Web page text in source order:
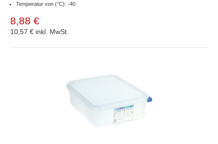
Temperatur von (°C): -40
8,88 €
10,57 € inkl. MwSt.